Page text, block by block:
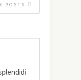
POSTS